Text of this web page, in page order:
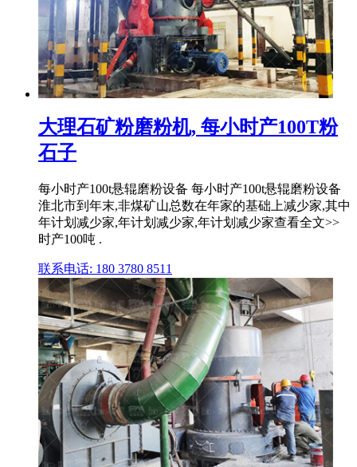
大理石矿粉磨粉机, 每小时产100T粉
石子
每小时产100t悬辊磨粉设备 每小时产100t悬辊磨粉设备
淮北市到年末,非煤矿山总数在年家的基础上减少家,其中
年计划减少家,年计划减少家,年计划减少家查看全文>>
时产100吨 .
联系电话: 180 3780 8511